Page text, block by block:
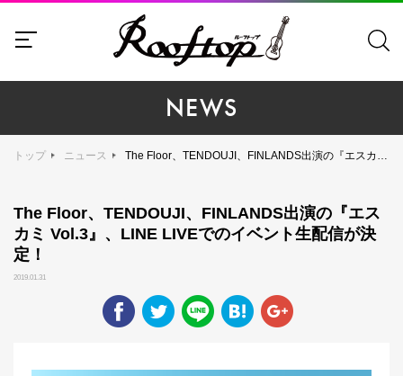
NEWS
トップ ニュース The Floor、TENDOUJI、FINLANDS出演の『エスカミ Vol.3』、LINE LIVEでのイベント生配信が決定！
The Floor、TENDOUJI、FINLANDS出演の『エス
カミ Vol.3』、LINE LIVEでのイベント生配信が決
定！
2019.01.31